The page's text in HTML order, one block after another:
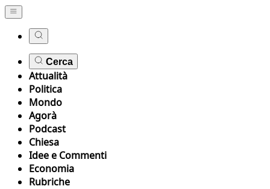
Cerca
Attualità
Politica
Mondo
Agorà
Podcast
Chiesa
Idee e Commenti
Economia
Rubriche